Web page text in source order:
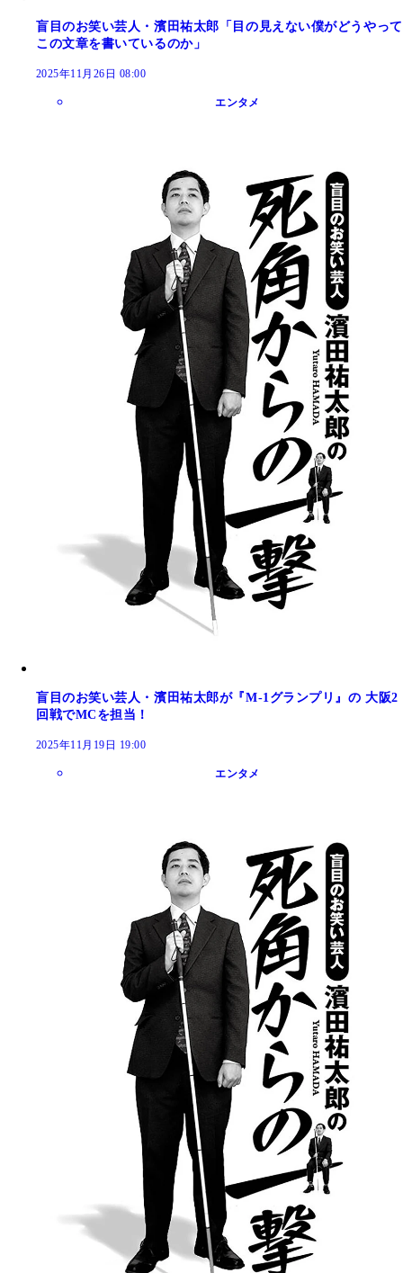
盲目のお笑い芸人・濱田祐太郎「目の見えない僕がどうやって
この文章を書いているのか」
2025年11月26日 08:00
エンタメ
盲目のお笑い芸人・濱田祐太郎が『M-1グランプリ』の 大阪2
回戦でMCを担当！
2025年11月19日 19:00
エンタメ